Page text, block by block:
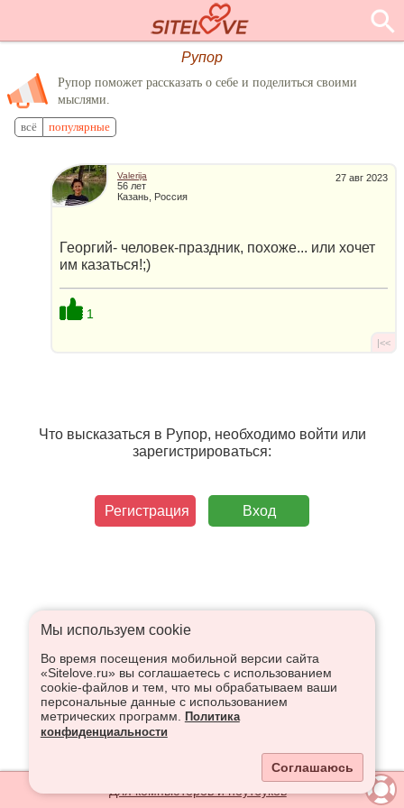
Рупор
Рупор поможет рассказать о себе и поделиться своими
мыслями.
всё популярные
27 авг 2023
Valerija
56 лет
Казань, Россия
Георгий- человек-праздник, похоже... или хочет
им казаться!;)
1
|<<
Что высказаться в Рупор, необходимо войти или
зарегистрироваться:
Регистрация Вход
Мы используем сookie
Во время посещения мобильной версии сайта
«Sitelove.ru» вы соглашаетесь с использованием
cookie-файлов и тем, что мы обрабатываем ваши
персональные данные с использованием
метрических программ.
Политика
конфиденциальности
Соглашаюсь
Для компьютеров и ноутбуков